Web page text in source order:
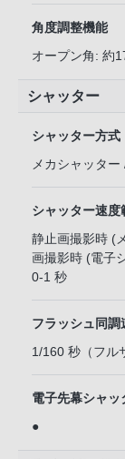
角度調整機能
オープン角: 約
シャッター
シャッター方式
メカシャッタ
シャッター速度
静止画撮影時 (
画撮影時 (電子
0-1 秒
フラッシュ同調
1/160 秒（フル
電子先幕シャッ
●